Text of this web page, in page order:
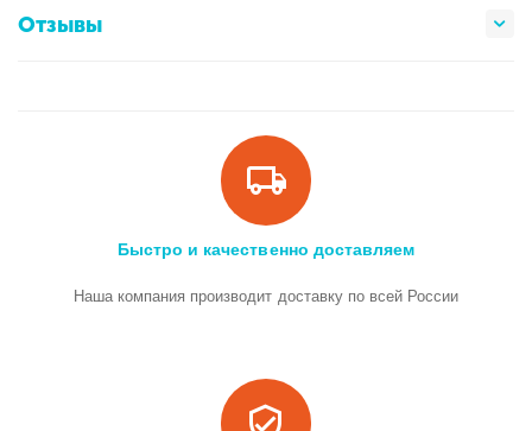
Отзывы
Быстро и качественно доставляем
Наша компания производит доставку по всей России